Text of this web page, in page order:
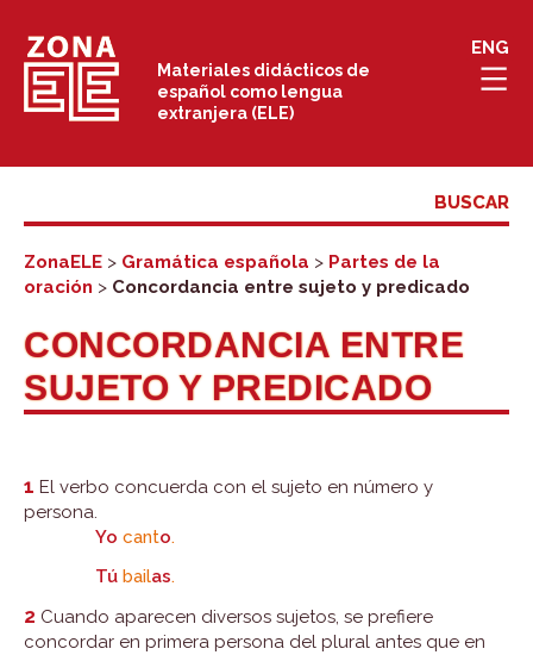
contenido
Materiales didácticos de
español como lengua
extranjera (ELE)
ENG
ZonaELE > Gramática española > Partes de la
oración > Concordancia entre sujeto y predicado
CONCORDANCIA ENTRE
SUJETO Y PREDICADO
1 El verbo concuerda con el sujeto en número y
persona.
Yo canto.
Tú bailas.
2 Cuando aparecen diversos sujetos, se prefiere
concordar en primera persona del plural antes que en